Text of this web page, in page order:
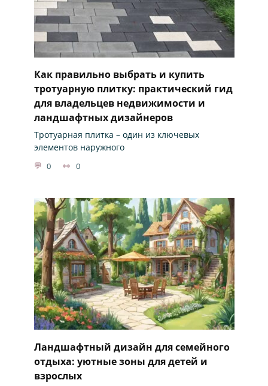
Как правильно выбрать и купить
тротуарную плитку: практический гид
для владельцев недвижимости и
ландшафтных дизайнеров
Тротуарная плитка – один из ключевых
элементов наружного
0 0
Ландшафтный дизайн для семейного
отдыха: уютные зоны для детей и
взрослых